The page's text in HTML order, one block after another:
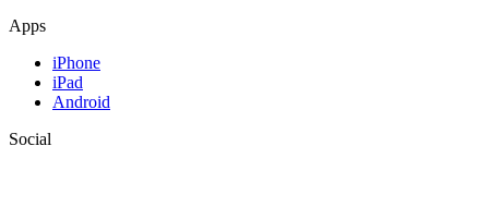
Apps
iPhone
iPad
Android
Social